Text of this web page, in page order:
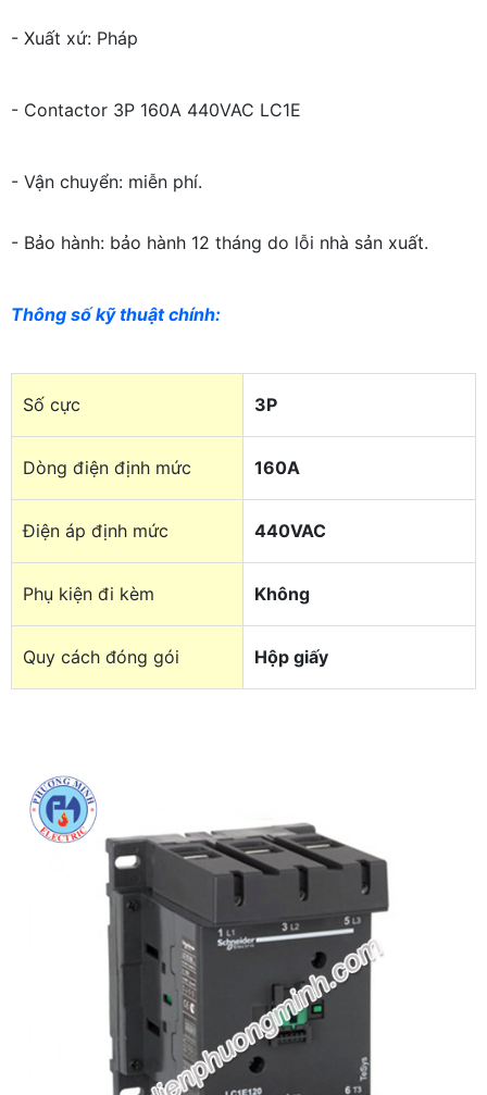
- Xuất xứ: Pháp
- Contactor 3P 160A 440VAC LC1E
- Vận chuyển: miễn phí.
- Bảo hành: bảo hành 12 tháng do lỗi nhà sản xuất.
Thông số kỹ thuật chính:
Số cực 3P
Dòng điện định mức 160A
Điện áp định mức 440VAC
Phụ kiện đi kèm Không
Quy cách đóng gói Hộp giấy